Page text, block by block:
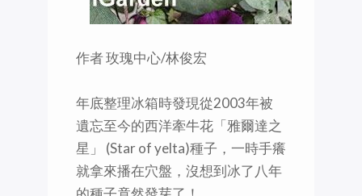
作者 玫瑰中心/林俊宏
年底整理冰箱時發現從2003年被
遺忘至今的西洋牽牛花「雅爾達之
星」 (Star of yelta)種子，一時手癢
就拿來播在穴盤，沒想到冰了八年